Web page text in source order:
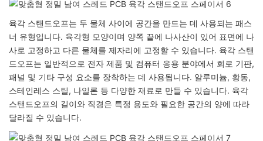
육각 스탠드오프는 두 물체 사이에 공간을 만드는 데 사용되는 패스
너 유형입니다. 육각형 모양이며 양쪽 끝에 나사산이 있어 표면에 나
사로 고정하고 다른 물체를 제자리에 고정할 수 있습니다. 육각 스탠
드오프는 일반적으로 전자 제품 및 컴퓨터 응용 분야에서 회로 기판,
패널 및 기타 구성 요소를 장착하는 데 사용됩니다. 알루미늄, 황동,
스테인레스 스틸, 나일론 등 다양한 재료로 만들 수 있습니다. 육각
스탠드오프의 길이와 직경은 특정 용도와 필요한 공간의 양에 따라
달라질 수 있습니다.